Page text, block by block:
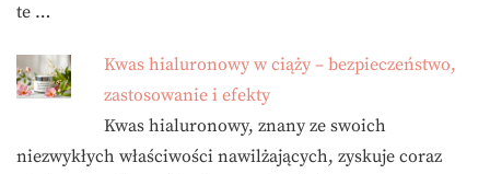
te …
Kwas hialuronowy w ciąży – bezpieczeństwo,
zastosowanie i efekty
Kwas hialuronowy, znany ze swoich
niezwykłych właściwości nawilżających, zyskuje coraz